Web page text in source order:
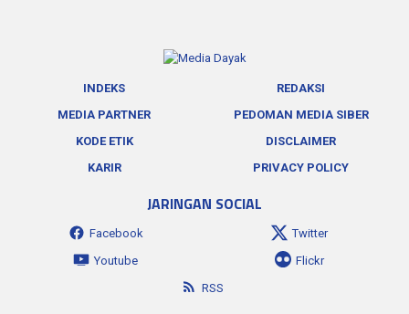
INDEKS
REDAKSI
MEDIA PARTNER
PEDOMAN MEDIA SIBER
KODE ETIK
DISCLAIMER
KARIR
PRIVACY POLICY
JARINGAN SOCIAL
Facebook
Twitter
Youtube
Flickr
RSS